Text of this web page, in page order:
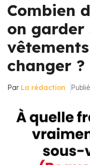
Combien
on garder
changer ?
Par La rédaction